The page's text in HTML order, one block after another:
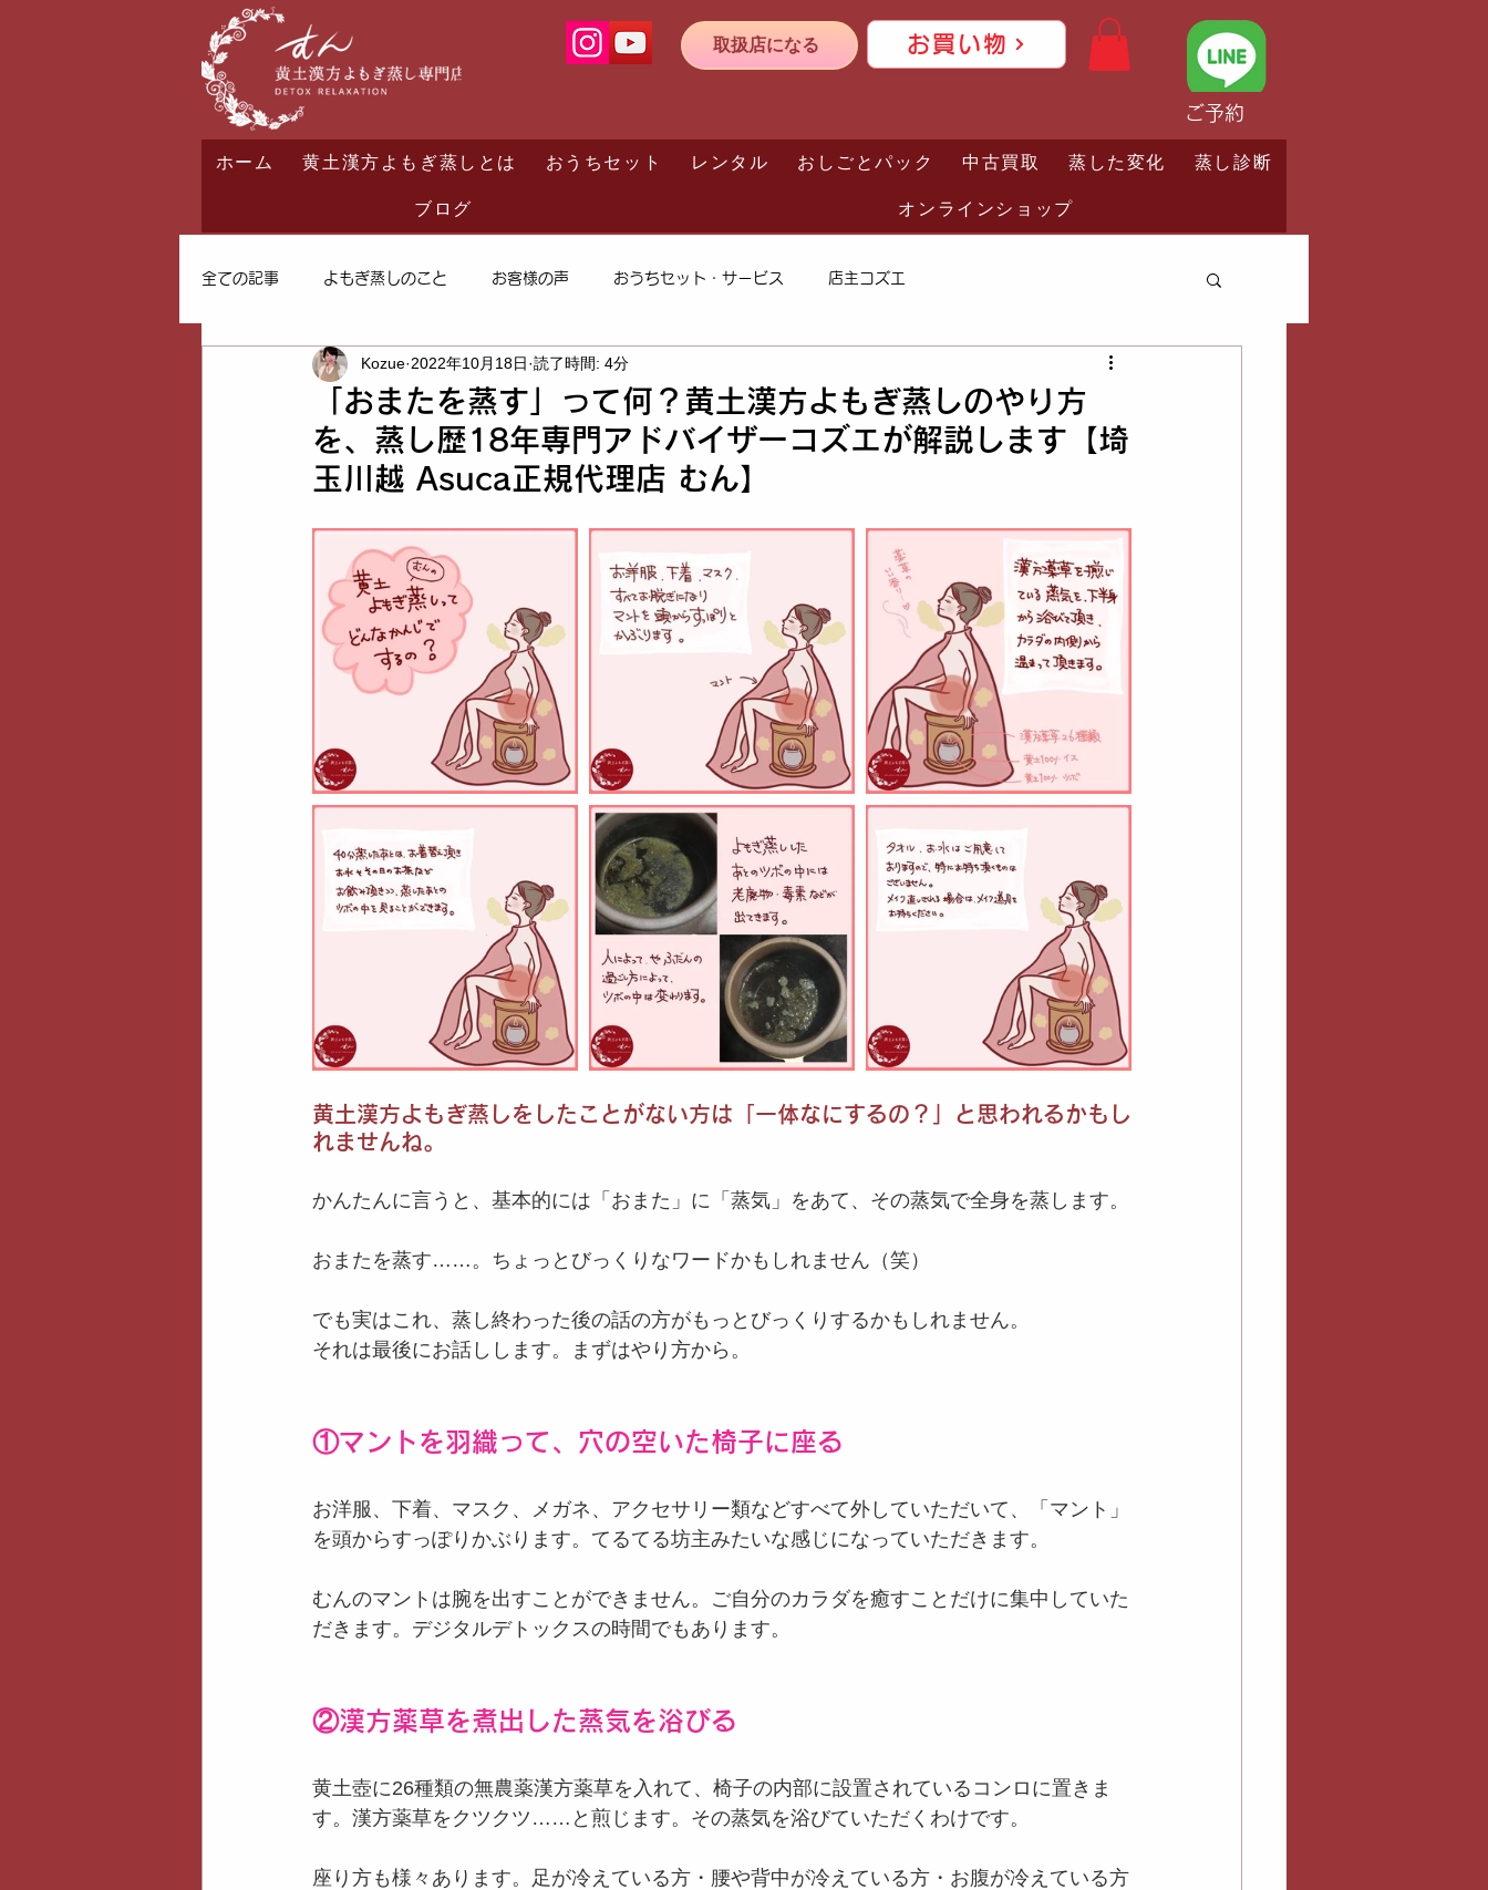
取扱店になる お買い物
ご予約
ホーム 黄土漢方よもぎ蒸しとは おうちセット レンタル おしごとパック 中古買取 蒸した変化
蒸し診断
ブログ
オンラインショップ
全ての記事 よもぎ蒸しのこと お客様の声 おうちセット・サービス 店主コズエ
「おまたを蒸す」って何？黄土漢方よもぎ蒸しのやり方
を、蒸し歴18年専門アドバイザーコズエが解説します【埼
玉川越 Asuca正規代理店 むん】
Kozue 2022年10月18日 読了時間: 4分
黄土漢方よもぎ蒸しをしたことがない方は「一体なにするの？」と思われるかもし
れませんね。
かんたんに言うと、基本的には「おまた」に「蒸気」をあて、その蒸気で全身を蒸します。
おまたを蒸す……。ちょっとびっくりなワードかもしれません（笑）
でも実はこれ、蒸し終わった後の話の方がもっとびっくりするかもしれません。
それは最後にお話しします。まずはやり方から。
①マントを羽織って、穴の空いた椅子に座る
お洋服、下着、マスク、メガネ、アクセサリー類などすべて外していただいて、「マント」
を頭からすっぽりかぶります。てるてる坊主みたいな感じになっていただきます。
むんのマントは腕を出すことができません。ご自分のカラダを癒すことだけに集中していた
だきます。デジタルデトックスの時間でもあります。
②漢方薬草を煮出した蒸気を浴びる
黄土壺に26種類の無農薬漢方薬草を入れて、椅子の内部に設置されているコンロに置きま
す。漢方薬草をクツクツ……と煎じます。その蒸気を浴びていただくわけです。
座り方も様々あります。足が冷えている方・腰や背中が冷えている方・お腹が冷えている方